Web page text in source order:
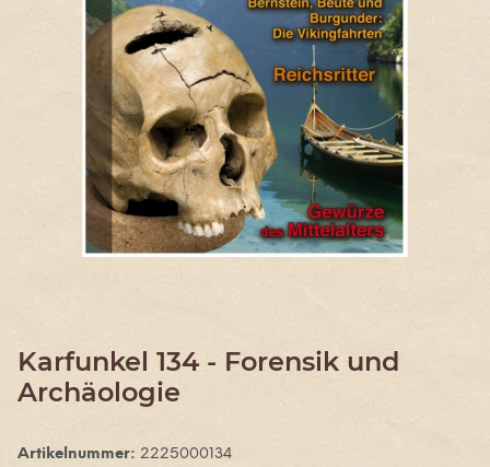
Karfunkel 134 - Forensik und
Archäologie
Artikelnummer: 2225000134